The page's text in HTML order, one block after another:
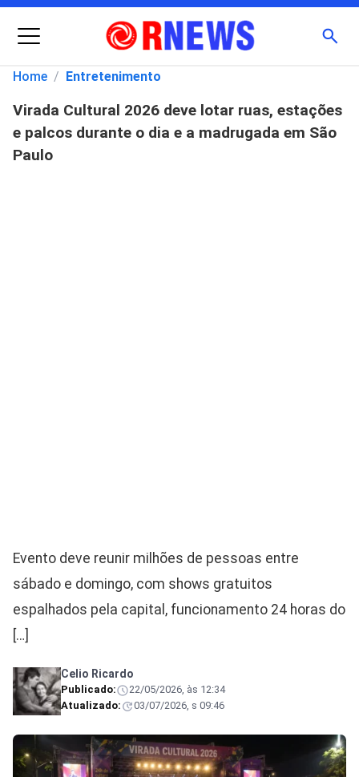
Menu
Pesquisar
por:
Home / Entretenimento
Virada Cultural 2026 deve lotar ruas, estações
e palcos durante o dia e a madrugada em São
Paulo
Evento deve reunir milhões de pessoas entre
sábado e domingo, com shows gratuitos
espalhados pela capital, funcionamento 24 horas do
[…]
Celio Ricardo
Publicado:
22/05/2026, às 12:34
Atualizado:
03/07/2026, s 09:46